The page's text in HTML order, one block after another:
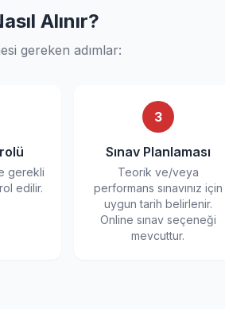
Alınır?
gereken adımlar:
gerekli
edilir.
3
Sınav Planlaması
Teorik ve/veya
performans sınavınız için
uygun tarih belirlenir.
Online sınav seçeneği
mevcuttur.